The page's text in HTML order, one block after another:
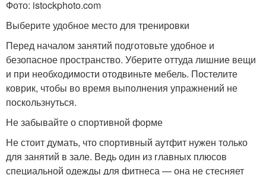
Фото: istockphoto.com
Выберите удобное место для тренировки
Перед началом занятий подготовьте удобное и
безопасное пространство. Уберите оттуда лишние вещи
и при необходимости отодвиньте мебель. Постелите
коврик, чтобы во время выполнения упражнений не
поскользнуться.
Не забывайте о спортивной форме
Не стоит думать, что спортивный аутфит нужен только
для занятий в зале. Ведь один из главных плюсов
специальной одежды для фитнеса — она не стесняет